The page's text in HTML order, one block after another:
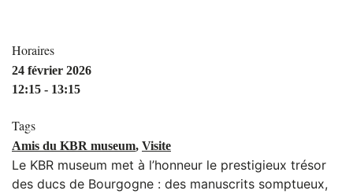
Horaires
24 février 2026
12:15 - 13:15
Tags
Amis du KBR museum Visite
Le KBR museum met à l’honneur le prestigieux trésor
des ducs de Bourgogne : des manuscrits somptueux,